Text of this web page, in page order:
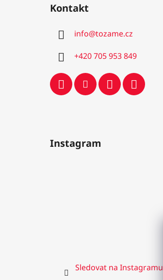
Kontakt
info@tozame.cz
+420 705 953 849
Instagram
Sledovat na Instagramu